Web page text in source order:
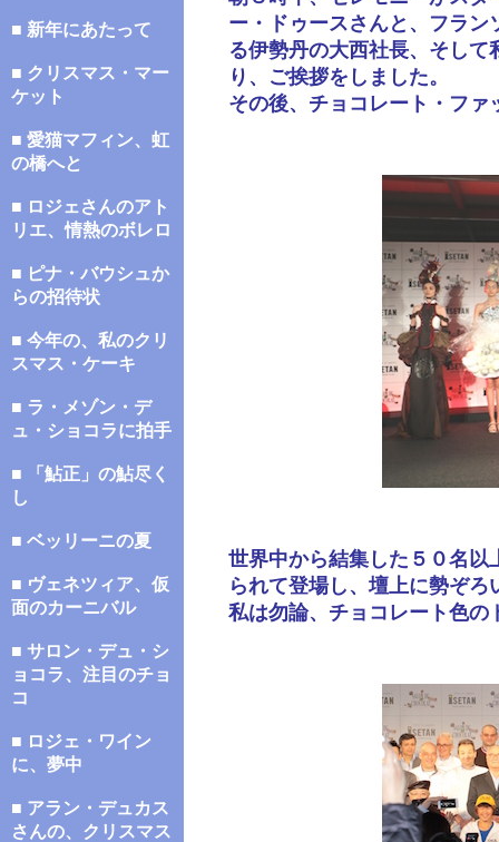
■ 新年にあたって
■ クリスマス・マー
ケット
■ 愛猫マフィン、虹
の橋へと
■ ロジェさんのアト
リエ、情熱のボレロ
■ ピナ・バウシュか
らの招待状
■ 今年の、私のクリ
スマス・ケーキ
■ ラ・メゾン・デ
ュ・ショコラに拍手
■ 「鮎正」の鮎尽く
し
■ ベッリーニの夏
■ ヴェネツィア、仮
面のカーニバル
■ サロン・デュ・シ
ョコラ、注目のチョ
コ
■ ロジェ・ワイン
に、夢中
■ アラン・デュカス
さんの、クリスマス
ー・ドゥースさんと、フラ
る伊勢丹の大西社長、そし
り、ご挨拶をしました。
その後、チョコレート・フ
世界中から結集した５０名以
られて登場し、壇上に勢ぞ
私は勿論、チョコレート色の